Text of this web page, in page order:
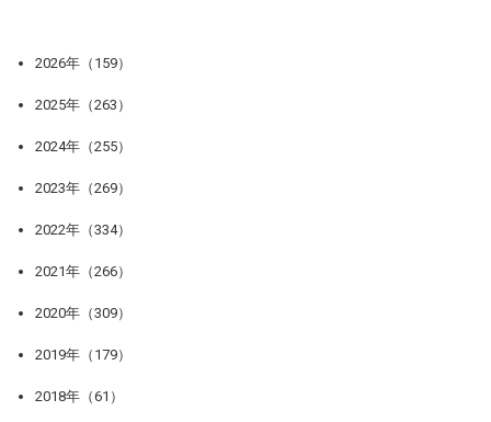
2026年（159）
2025年（263）
2024年（255）
2023年（269）
2022年（334）
2021年（266）
2020年（309）
2019年（179）
2018年（61）